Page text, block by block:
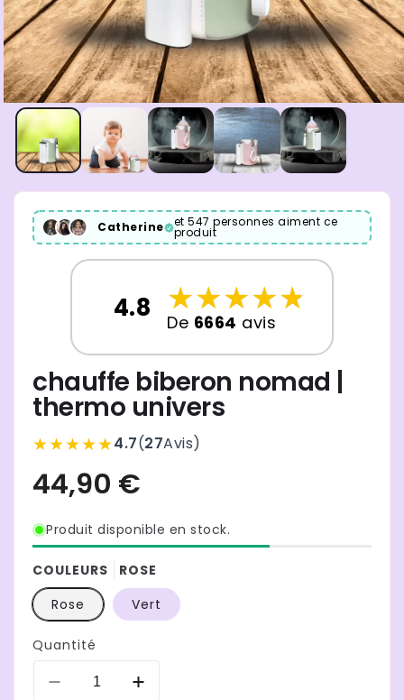
Catherine et 547 personnes aiment ce
produit
4.8 ☆
★☆
★☆
★☆
★☆
★
De 6664 avis
chauffe biberon nomad |
thermo univers
★★★★★4.7(27Avis)
Produit disponible en stock.
COULEURS
ROSE
Rose
Vert
Quantité
Réduire
Augmenter